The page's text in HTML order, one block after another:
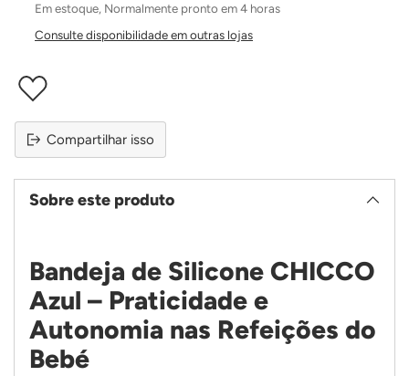
Em estoque, Normalmente pronto em 4 horas
Consulte disponibilidade em outras lojas
Compartilhar isso
Sobre este produto
Bandeja de Silicone CHICCO
Azul – Praticidade e
Autonomia nas Refeições do
Bebé